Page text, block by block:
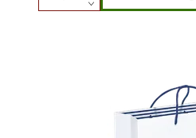
Dárková taška Besserat de
stylové balení vašich